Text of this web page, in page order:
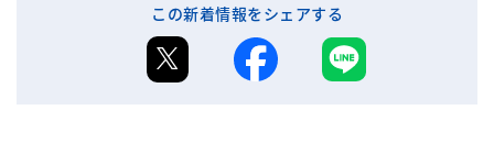
この新着情報をシェアする